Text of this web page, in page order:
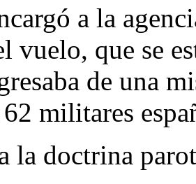
a la
vuelo, que se
de una
militares
la doctrina parot